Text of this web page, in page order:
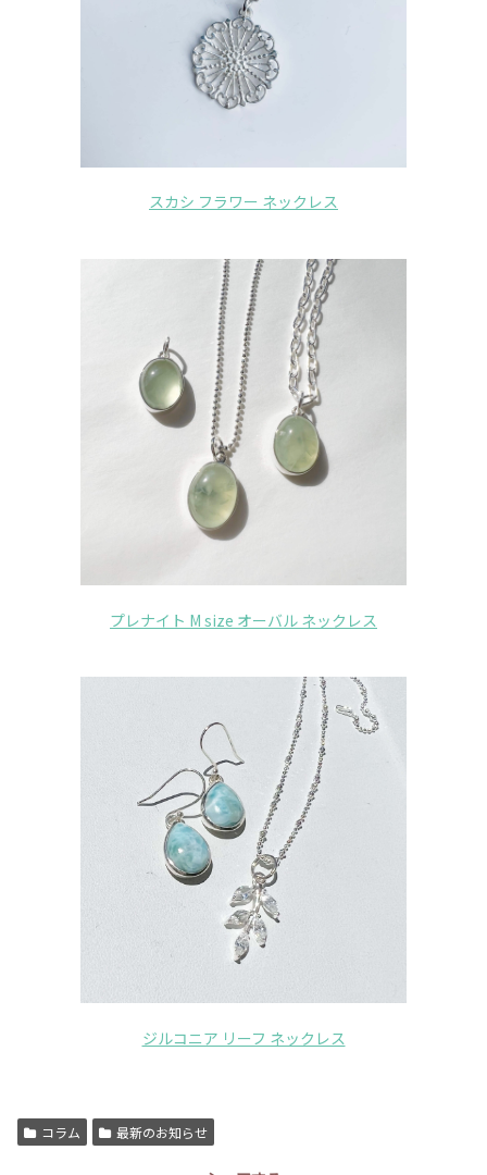
スカシ フラワー ネックレス
プレナイト M size オーバル ネックレス
ジルコニア リーフ ネックレス
コラム 最新のお知らせ